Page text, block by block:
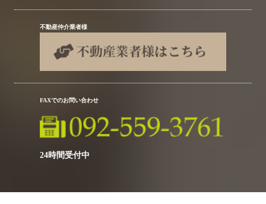
不動産仲介業者様
FAXでのお問い合わせ
24時間受付中